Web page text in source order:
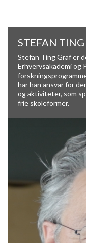
STEFAN TING
Stefan Ting Graf er
Erhvervsakademi og
har han ansvar for
og aktiviteter, som
frie skoleformer.